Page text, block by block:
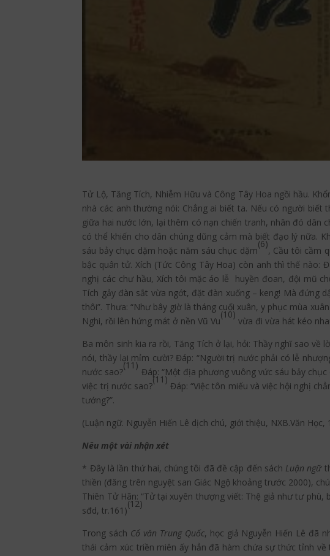
Tử Lộ, Tăng Tích, Nhiễm Hữu và Công Tây Hoa ngồi hầu.
nhà các anh thường nói: Chẳng ai biết ta. Nếu có người biết
giữa hai nước lớn, lại thêm có nạn chiến tranh, nhân đó dân
có thể khiến cho dân chúng dũng cảm mà biết đạo lý nữa.
sáu bảy chục dặm hoặc năm sáu chục dặm
(6)
, Cầu tôi cầm
bậc quân tử. Xích (Tức Công Tây Hoa) còn anh thì thế
nghị các chư hầu, Xích tôi mặc áo lễ huyền đoan, đội mũ
Tích gảy đàn sắt vừa ngớt, đặt đàn xuống – keng! Mà đứng
thôi”. Thưa: “Như bây giờ là tháng cuối xuân, y phục mùa
Nghi, rồi lên hứng mát ở nền Vũ Vu
(10)
vừa đi vừa hát kéo
Ba môn sinh kia ra rồi, Tăng Tích ở lại, hỏi: Thầy nghĩ sao về
nói, thầy lại mỉm cười? Đáp: “Người trị nước phải có lễ
nước sao?
(11)
Đáp: “Một địa phương vuông vức sáu bảy
việc trị nước sao?
(11)
Đáp: “Việc tôn miếu và việc hội nghị
tướng?”.
(Luận ngữ. Nguyễn Hiến Lê dịch chú, giới thiệu, NXB.Văn Học,
Nêu một vài nhận xét
* Đây là lần thứ hai, chúng tôi đã đề cập đến sách Luận ngữ
thiền (đăng trên nguyệt san Giác Ngộ khoảng trước 2000),
Thiên Tử Hãn: “Tử tại xuyên thượng viết: Thệ giả như tư
sđd, tr.161)
(12)
Trong sách Cổ văn Trung Quốc, học giả Nguyễn Hiến Lê đã
thái cảm xúc triền miên ấy hẳn đã hàm chứa sự thức tỉnh